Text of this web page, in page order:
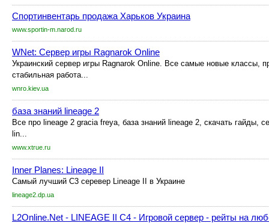
Спортинвентарь продажа Харьков Украина
www.sportin-m.narod.ru
WNet: Сервер игры Ragnarok Online
Украинский сервер игры Ragnarok Online. Все самые новые классы,
стабильная работа...
wnro.kiev.ua
база знаний lineage 2
Все про lineage 2 gracia freya, база знаний lineage 2, скачать гайды,
lin...
www.xtrue.ru
Inner Planes: Lineage II
Самый лучший C3 серевер Lineage II в Украине
lineage2.dp.ua
L2Online.Net - LINEAGE II C4 - Игровой сервер - рейты на